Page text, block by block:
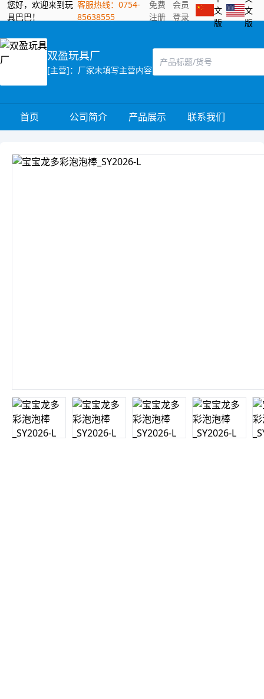
您好，欢迎来到玩
具巴巴！
客服热线：0754-
85638555
免费
注册
会员
登录
文
版
文
版
双盈玩具厂
[主营]：厂家未填写主营内容
首页 公司简介 产品展示 联系我们